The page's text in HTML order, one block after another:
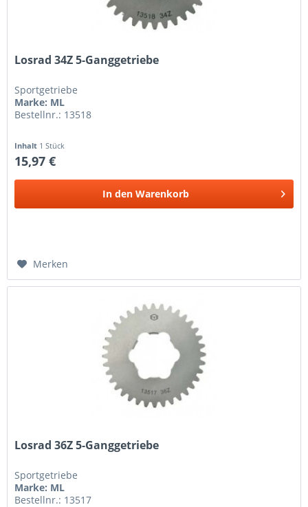
Losrad 34Z 5-Ganggetriebe
Sportgetriebe
Marke: ML
Bestellnr.: 13518
Inhalt 1 Stück
15,97 €
In den Warenkorb
Merken
Losrad 36Z 5-Ganggetriebe
Sportgetriebe
Marke: ML
Bestellnr.: 13517